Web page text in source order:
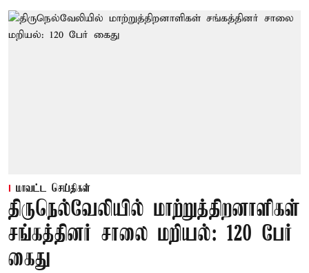
மாவட்ட செய்திகள்
திருநெல்வேலியில் மாற்றுத்திறனாளிகள்
சங்கத்தினர் சாலை மறியல்: 120 பேர்
கைது